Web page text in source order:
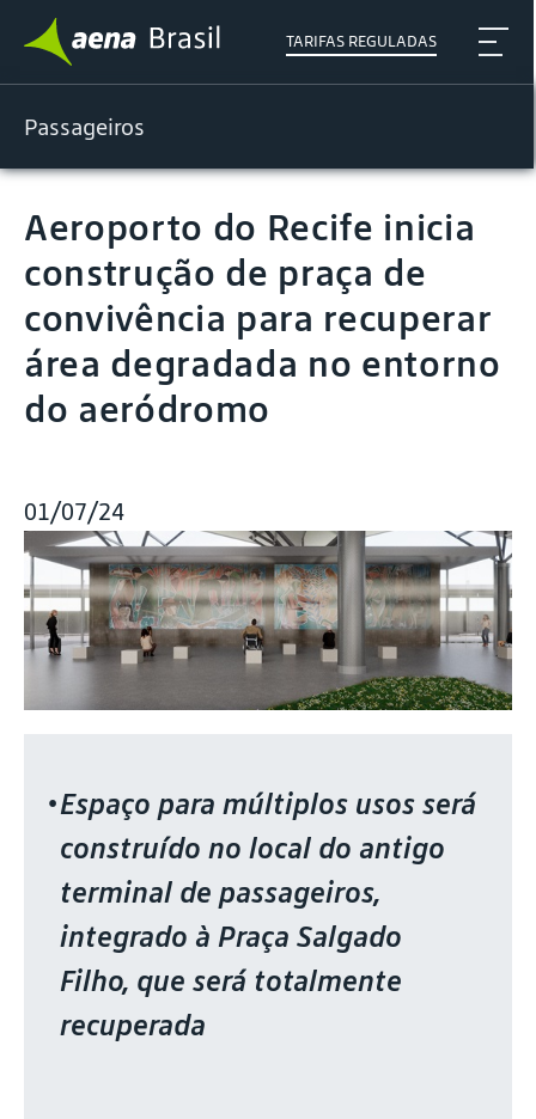
TARIFAS REGULADAS
Passageiros
Aeroporto do Recife inicia
construção de praça de
convivência para recuperar
área degradada no entorno
do aeródromo
01/07/24
Espaço para múltiplos usos será
construído no local do antigo
terminal de passageiros,
integrado à Praça Salgado
Filho, que será totalmente
recuperada